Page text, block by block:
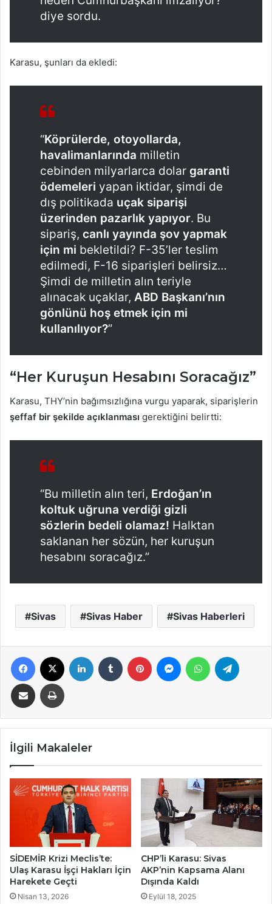
diye sordu.
Karasu, şunları da ekledi:
“Köprülerde, otoyollarda,
havalimanlarında milletin
cebinden milyarlarca dolar garanti
ödemeleri yapan iktidar, şimdi de
dış politikada uçak siparişi
üzerinden pazarlık yapıyor. Bu
sipariş, canlı yayında şov yapmak
için mi bekletildi? F-35’ler teslim
edilmedi, F-16 siparişleri belirsiz…
Şimdi de milletin alın teriyle
alınacak uçaklar, ABD Başkanı’nın
gönlünü hoş etmek için mi
kullanılıyor?”
“Her Kuruşun Hesabını Soracağız”
Karasu, THY’nin bağımsızlığına vurgu yaparak, siparişlerin
şeffaf bir şekilde açıklanması gerektiğini belirtti:
“Bu milletin alın teri, Erdoğan’ın
koltuk uğruna verdiği gizli
sözlerin bedeli olamaz! Halktan
saklanan her sözün, her kuruşun
hesabını soracağız.”
Sivas Sivas Haber Sivas Haberleri
Facebook LinkedIn Tumblr Pinterest MessengerWhatsApp
E-Posta ile paylaş Yazdır
İlgili Makaleler
SİDEMİR Krizi Meclis’te:
Ulaş Karasu İşçi Hakları İçin
Harekete Geçti
Nisan 13, 2026
CHP’li Karasu: Sivas
AKP’nin Kapsama Alanı
Dışında Kaldı
Eylül 18, 2025